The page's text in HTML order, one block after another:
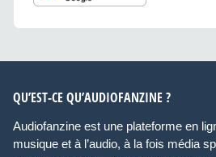
QU’EST-CE QU’AUDIOFANZINE ?
Audiofanzine est une plateforme en
musique et à l’audio, à la fois média